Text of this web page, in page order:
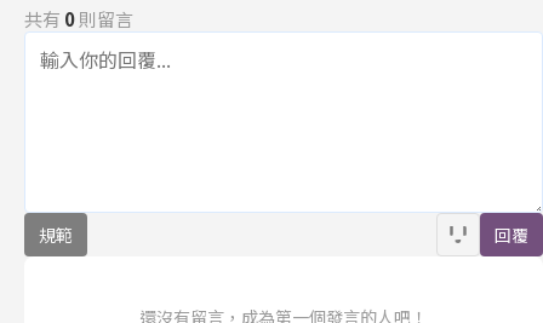
共有 0則留言
規範 回覆
還沒有留言，成為第一個發言的人吧！